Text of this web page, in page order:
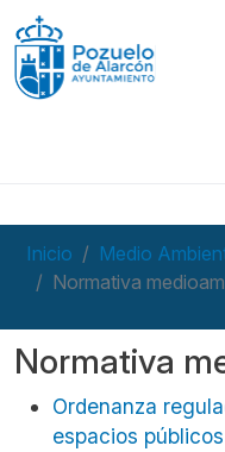
Pasar al contenido principal
Inicio
Medio
Normativa
Normativa
Ordenanza
espacios